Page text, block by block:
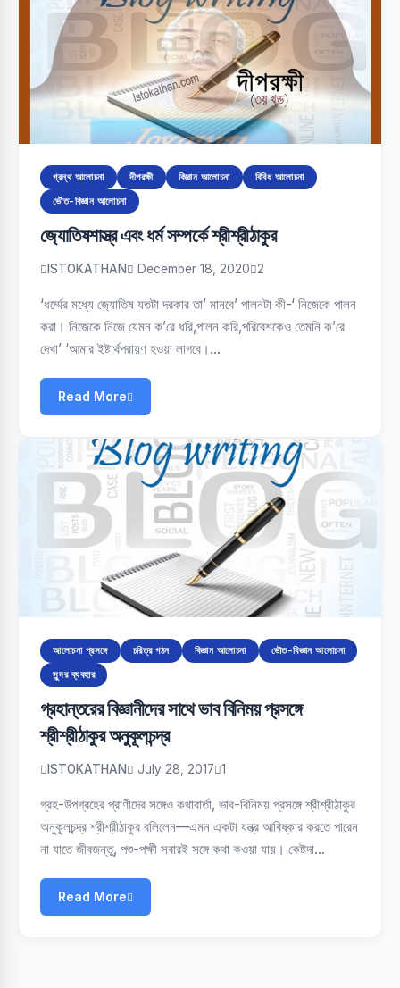
গ্রন্থ আলোচনা দীপরক্ষী বিজ্ঞান আলোচনা
বিবিধ আলোচনা
ভৌত-বিজ্ঞান আলোচনা
জ‍্যোতিষশাস্ত্র এবং ধর্ম সম্পর্কে শ্রীশ্রীঠাকুর
ISTOKATHAN December 18, 2020 2
‘ধর্ম্মের মধ্যে জ‍্যোতিষ যতটা দরকার তা’ মানবে’ পালনটা কী-‘ নিজেকে পালন
করা। নিজেকে নিজে যেমন ক’রে ধরি,পালন করি,পরিবেশকেও তেমনি ক’রে
দেখা’ ‘আমার ইষ্টার্থপরায়ণ হওয়া লাগবে।…
Read More
আলোচনা প্রসঙ্গে চরিত্র গঠন বিজ্ঞান আলোচনা
ভৌত-বিজ্ঞান আলোচনা
সুন্দর ব্যবহার
গ্রহান্তরের বিজ্ঞানীদের সাথে ভাব বিনিময় প্রসঙ্গে
শ্রীশ্রীঠাকুর অনুকূলচন্দ্র
ISTOKATHAN July 28, 2017 1
গ্রহ-উপগ্রহের প্রাণীদের সঙ্গেও কথাবার্তা, ভাব-বিনিময় প্রসঙ্গে শ্রীশ্রীঠাকুর
অনুকূলচন্দ্র শ্রীশ্রীঠাকুর বলিলেন—এমন একটা যন্ত্র আবিষ্কার করতে পারেন
না যাতে জীবজন্তু, পশু-পক্ষী সবারই সঙ্গে কথা কওয়া যায়। কেষ্টদা…
Read More